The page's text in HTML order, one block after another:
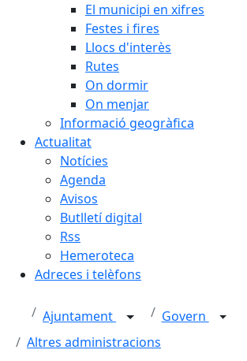
El municipi en xifres
Festes i fires
Llocs d'interès
Rutes
On dormir
On menjar
Informació geogràfica
Actualitat
Notícies
Agenda
Avisos
Butlletí digital
Rss
Hemeroteca
Adreces i telèfons
Ajuntament
Govern
Altres administracions